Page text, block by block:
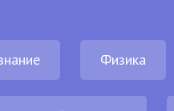
Физика